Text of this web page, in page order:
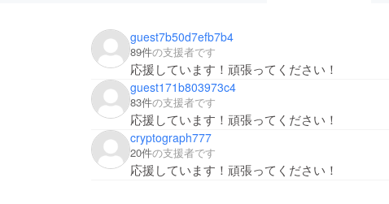
guest7b50d7efb7b4
89件の支援者です
応援しています！頑張ってください！
guest171b803973c4
83件の支援者です
応援しています！頑張ってください！
cryptograph777
20件の支援者です
応援しています！頑張ってください！